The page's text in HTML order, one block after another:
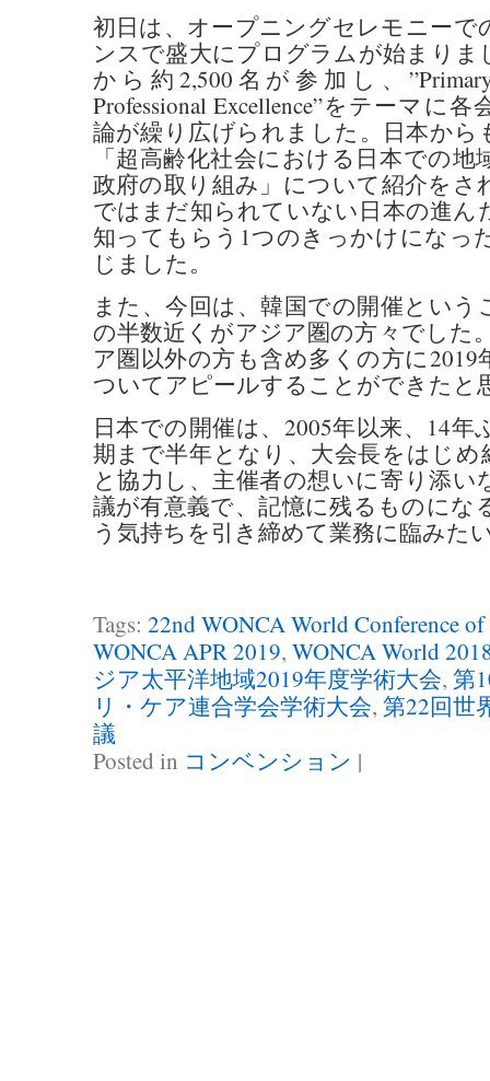
初日は、オープニングセレモニーで
ンスで盛大にプログラムが始まりま
から約2,500名が参加し、
Professional Excellence”をテーマに
論が繰り広げられました。日本から
「超高齢化社会における日本での
政府の取り組み」について紹介をさ
ではまだ知られていない日本の進ん
知ってもらう1つのきっかけになっ
じました。
また、今回は、韓国での開催という
の半数近くがアジア圏の方々でした
ア圏以外の方も含め多くの方に
ついてアピールすることができたと
日本での開催は、2005年以来、14
期まで半年となり、大会長をはじめ
と協力し、主催者の想いに寄り添い
議が有意義で、記憶に残るものにな
う気持ちを引き締めて業務に臨みた
Tags: 22nd WONCA World Conference
WONCA APR 2019, WONCA World
ジア太平洋地域2019年度学術大会, 第
リ・ケア連合学会学術大会, 第22回世
議
Posted in コンベンション |